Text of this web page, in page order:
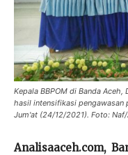
Kepala BBPOM di Banda
hasil intensifikasi pengawasan
Jum'at (24/12/2021). Foto:
Analisaaceh.com,